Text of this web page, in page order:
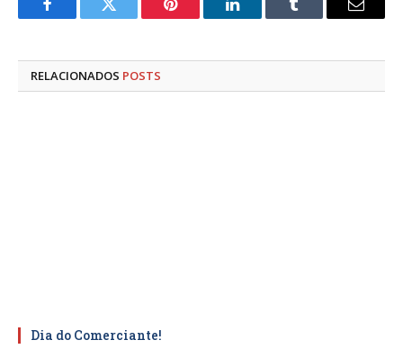
FacebookTwitter Pinterest LinkedInTumblr
E-
RELACIONADOS POSTS
Dia do Comerciante!